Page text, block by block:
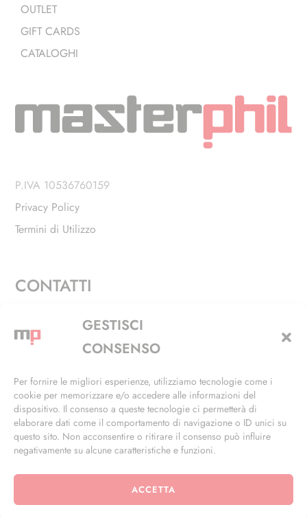
GESTISCI
CONSENSO
Per fornire le migliori esperienze, utilizziamo tecnologie come i
cookie per memorizzare e/o accedere alle informazioni del
dispositivo. Il consenso a queste tecnologie ci permetterà di
elaborare dati come il comportamento di navigazione o ID unici su
questo sito. Non acconsentire o ritirare il consenso può influire
negativamente su alcune caratteristiche e funzioni.
ACCETTA
OUTLET
GIFT CARDS
CATALOGHI
P.IVA 10536760159
Privacy Policy
Termini di Utilizzo
CONTATTI
Via Alfieri, 27 - Trezzano Sul Naviglio (MI)
+39 02 4846 3155
info@masterphil.it